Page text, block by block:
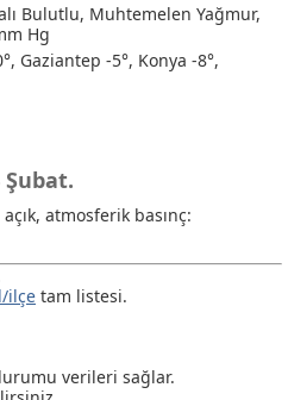
Bulutlu, Muhtemelen Yağmur,
Hg
Gaziantep -5°, Konya -8°,
atmosferik basınç:
ilçe tam listesi.
verileri sağlar.